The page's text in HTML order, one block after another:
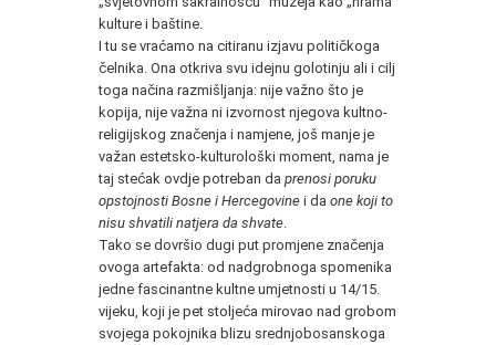
kulture i baštine.
I tu se vraćamo na citiranu izjavu političkoga
čelnika. Ona otkriva svu idejnu golotinju ali i cilj
toga načina razmišljanja: nije važno što je
kopija, nije važna ni izvornost njegova kultno-
religijskog značenja i namjene, još manje je
važan estetsko-kulturološki moment, nama je
taj stećak ovdje potreban da prenosi poruku
opstojnosti Bosne i Hercegovine i da one koji to
nisu shvatili natjera da shvate
Tako se dovršio dugi put promjene značenja
ovoga artefakta: od nadgrobnoga spomenika
jedne fascinantne kultne umjetnosti u 14/15.
vijeku, koji je pet stoljeća mirovao nad grobom
svojega pokojnika blizu srednjobosanskoga